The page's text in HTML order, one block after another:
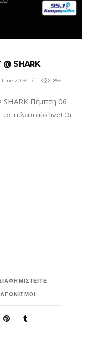
@ SHARK
June 2019 855
SHARK Πέμπτη 06
τελευταίο live! Οι